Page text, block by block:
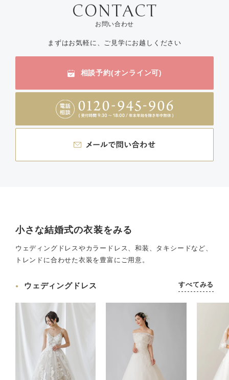
お問い合わせ
まずはお気軽に、ご見学にお越しください
相談予約(オンライン可)
小さな結婚式の衣装をみる
ウェディングドレスやカラードレス、和装、タキシードなど、
トレンドに合わせた衣装を豊富にご用意。
ウェディングドレス すべてみる